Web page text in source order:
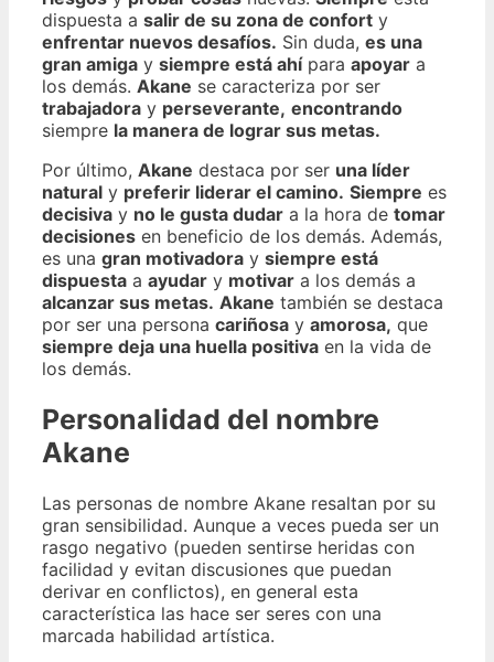
dispuesta a salir de su zona de confort y
enfrentar nuevos desafíos. Sin duda, es una
gran amiga y siempre está ahípara apoyar a
los demás. Akane se caracteriza por ser
trabajadora y perseverante, encontrando
siempre la manera de lograr sus metas.
Por último, Akane destaca por ser una líder
natural y preferir liderar el camino. Siempre es
decisiva y no le gusta dudar a la hora de tomar
decisiones en beneficio de los demás. Además,
es una gran motivadora y siempre está
dispuesta a ayudar y motivar a los demás a
alcanzar sus metas. Akane también se destaca
por ser una persona cariñosa y amorosa, que
siempre deja una huella positiva en la vida de
los demás.
Personalidad del nombre
Akane
Las personas de nombre Akane resaltan por su
gran sensibilidad. Aunque a veces pueda ser un
rasgo negativo (pueden sentirse heridas con
facilidad y evitan discusiones que puedan
derivar en conflictos), en general esta
característica las hace ser seres con una
marcada habilidad artística.